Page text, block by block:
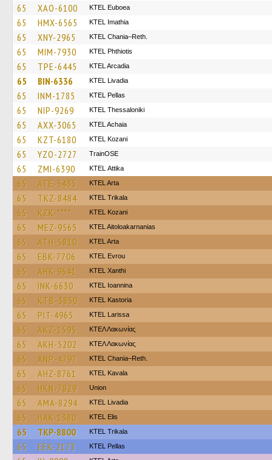
65 XAO-6100 ΚΤΕL Euboea
65 HMX-6565 KTEL Imathia
65 XNY-2965 KTEL Chania–Reth.
65 MIM-7930 ΚΤΕL Phthiotis
65 TPE-6445 KTEL Arcadia
65 BIN-6336 KTEL Livadia
65 INM-1785 KTEL Pellas
65 NIP-9269 KTEL Thessaloniki
65 AXX-3065 KTEL Achaia
65 KZT-6180 ΚΤΕL Kozani
65 YZO-2727 TrainΟSE
65 ZMI-6390 KΤΕL Αttika
65 ATE-5435 KTEL Arta
65 TKZ-8484 ΚΤΕL Τrikala
65 KZK-**** ΚΤΕL Kozani
65 MEZ-9565 KTEL Aitoloakarnanias
65 ATH-5810 KTEL Arta
65 EBK-7706 KTEL Evrou
65 AHK-9641 KTEL Xanthi
65 INK-6630 KTEL Ioannina
65 KTB-3850 KTEL Kastoria
65 PIT-4965 KTEL Larissa
65 AKZ-1595 ΚΤΕΛ Λακωνίας
65 AKH-5202 ΚΤΕΛ Λακωνίας
65 XNP-4797 KTEL Chania–Reth.
65 AHZ-8761 KTEL Kavala
65 HKN-7829 Union
65 AMA-8294 KTEL Livadia
65 HAK-1380 KTEL Elis
65 TKP-8800 ΚΤΕL Τrikala
65 EEK-2173 KTEL Pellas